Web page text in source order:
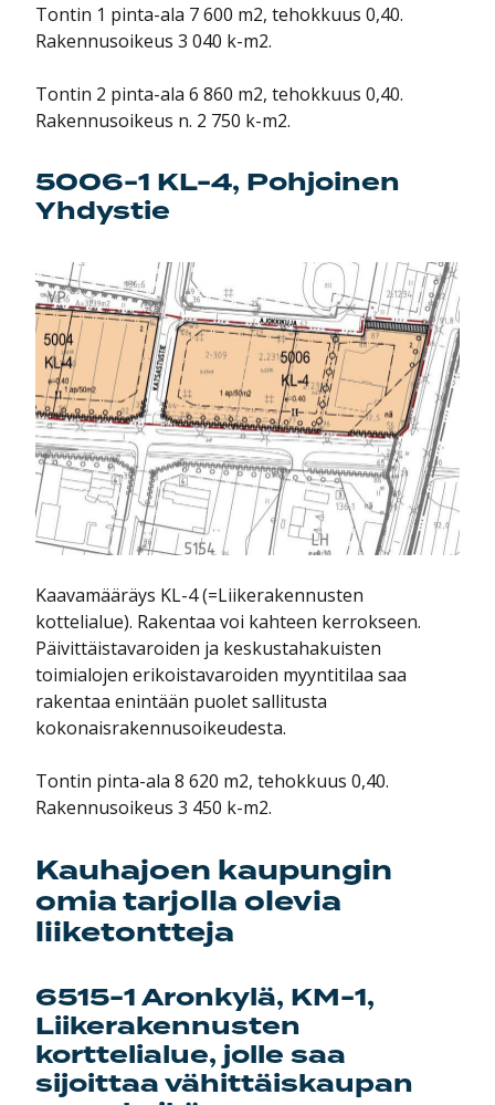
Tontin 1 pinta-ala 7 600 m2, tehokkuus 0,40.
Rakennusoikeus 3 040 k-m2.
Tontin 2 pinta-ala 6 860 m2, tehokkuus 0,40.
Rakennusoikeus n. 2 750 k-m2.
5006-1 KL-4, Pohjoinen
Yhdystie
Kaavamääräys KL-4 (=Liikerakennusten
kottelialue). Rakentaa voi kahteen kerrokseen.
Päivittäistavaroiden ja keskustahakuisten
toimialojen erikoistavaroiden myyntitilaa saa
rakentaa enintään puolet sallitusta
kokonaisrakennusoikeudesta.
Tontin pinta-ala 8 620 m2, tehokkuus 0,40.
Rakennusoikeus 3 450 k-m2.
Kauhajoen kaupungin
omia tarjolla olevia
liiketontteja
6515-1 Aronkylä, KM-1,
Liikerakennusten
korttelialue, jolle saa
sijoittaa vähittäiskaupan